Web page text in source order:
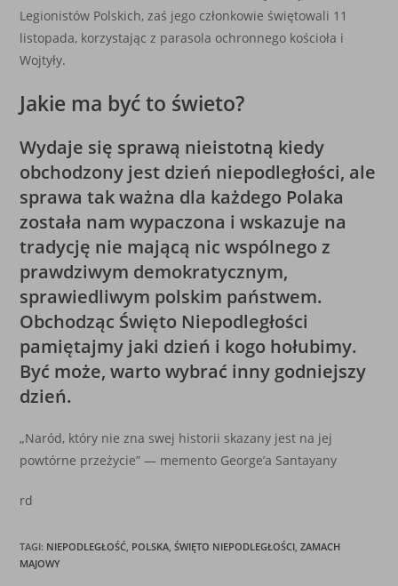
Legionistów Polskich, zaś jego członkowie świętowali 11
listopada, korzystając z parasola ochronnego kościoła i
Wojtyły.
Jakie ma być to świeto?
Wydaje się sprawą nieistotną kiedy
obchodzony jest dzień niepodległości, ale
sprawa tak ważna dla każdego Polaka
została nam wypaczona i wskazuje na
tradycję nie mającą nic wspólnego z
prawdziwym demokratycznym,
sprawiedliwym polskim państwem.
Obchodząc Święto Niepodległości
pamiętajmy jaki dzień i kogo hołubimy.
Być może, warto wybrać inny godniejszy
dzień.
„Naród, który nie zna swej historii skazany jest na jej
powtórne przeżycie” — memento George’a Santayany
rd
TAGI: NIEPODLEGŁOŚĆ POLSKA ŚWIĘTO NIEPODLEGŁOŚCI ZAMACH
MAJOWY